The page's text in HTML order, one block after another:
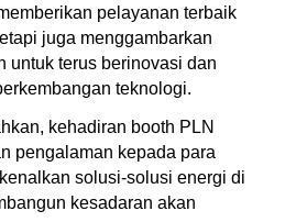
pelayanan terbaik
juga menggambarkan
untuk terus berinovasi dan
teknologi.
kehadiran booth PLN
pengalaman kepada para
solusi-solusi energi di
kesadaran akan